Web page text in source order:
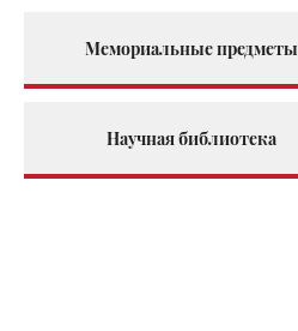
Мемориальные предметы
Научная библиотека